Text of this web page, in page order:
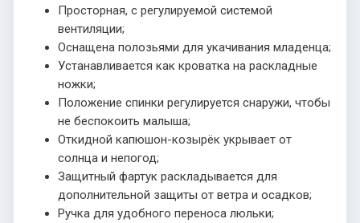
Просторная, с регулируемой системой
вентиляции;
Оснащена полозьями для укачивания младенца;
Устанавливается как кроватка на раскладные
ножки;
Положение спинки регулируется снаружи, чтобы
не беспокоить малыша;
Откидной капюшон-козырёк укрывает от
солнца и непогод;
Защитный фартук раскладывается для
дополнительной защиты от ветра и осадков;
Ручка для удобного переноса люльки;